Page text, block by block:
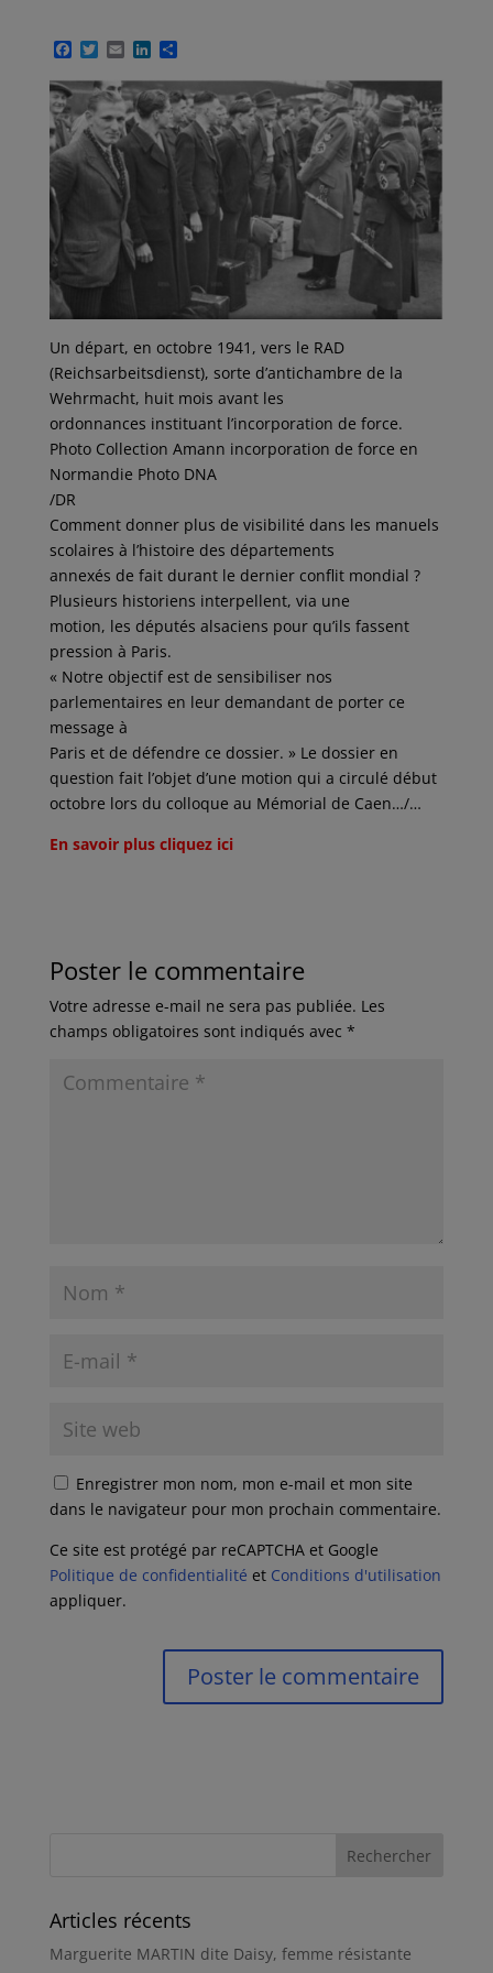
F
c
e
b
o
o
k
T
i
t
t
e
r
E
a
i
l
L
n
k
e
d
I
P
r
t
a
g
Un départ, en octobre 1941, vers le RAD
(Reichsarbeitsdienst), sorte d’antichambre de la
Wehrmacht, huit mois avant les
ordonnances instituant l’incorporation de force.
Photo Collection Amann incorporation de force en
Normandie Photo DNA
/DR
Comment donner plus de visibilité dans les manuels
scolaires à l’histoire des départements
annexés de fait durant le dernier conflit mondial ?
Plusieurs historiens interpellent, via une
motion, les députés alsaciens pour qu’ils fassent
pression à Paris.
« Notre objectif est de sensibiliser nos
parlementaires en leur demandant de porter ce
message à
Paris et de défendre ce dossier. » Le dossier en
question fait l’objet d’une motion qui a circulé début
octobre lors du colloque au Mémorial de Caen…/…
En savoir plus cliquez ici
Poster le commentaire
Votre adresse e-mail ne sera pas publiée. Les
champs obligatoires sont indiqués avec *
Enregistrer mon nom, mon e-mail et mon site
dans le navigateur pour mon prochain commentaire.
Ce site est protégé par reCAPTCHA et Google
Politique de confidentialité et Conditions d'utilisation
appliquer.
Articles récents
Marguerite MARTIN dite Daisy, femme résistante